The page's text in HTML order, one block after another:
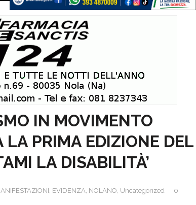
IN MOVIMENTO
PRIMA EDIZIONE DEL
LA DISABILITÀ’
, EVIDENZA, NOLANO, Uncategorized 0